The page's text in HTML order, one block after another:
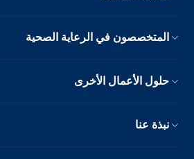
المتخصصون في الرعاية الصحية
حلول الأعمال الأخرى
نبذة عنا